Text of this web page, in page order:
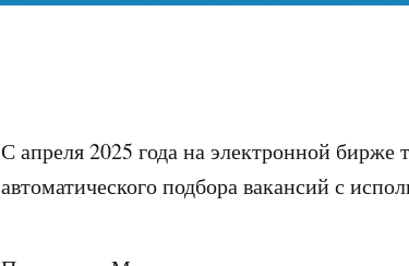
С апреля 2025 года на электронной бирже
автоматического подбора вакансий с